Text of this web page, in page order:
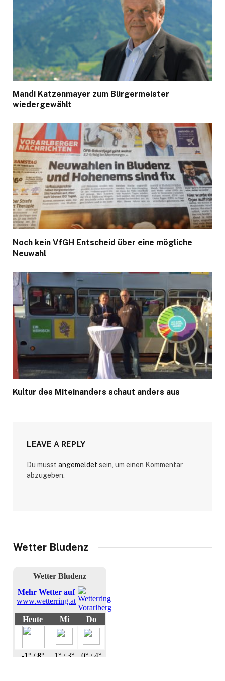
Mandi Katzenmayer zum Bürgermeister
wiedergewählt
Noch kein VfGH Entscheid über eine mögliche
Neuwahl
Kultur des Miteinanders schaut anders aus
LEAVE A REPLY
Du musst angemeldet sein, um einen Kommentar
abzugeben.
Wetter Bludenz